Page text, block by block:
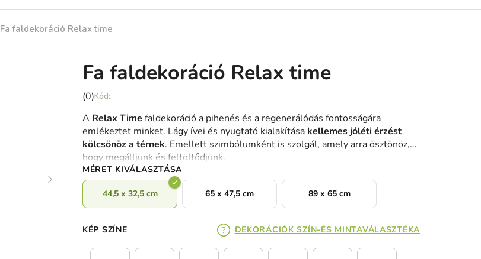
Fa faldekoráció Relax time
Fa faldekoráció Relax time
A
átlagos
értékelése
5-
ből
0,0
csillag.
(0)
A Relax Time faldekoráció a pihenés és a regenerálódás fontosságára
emlékeztet minket. Lágy ívei és nyugtató kialakítása kellemes jóléti érzést
kölcsönöz a térnek. Emellett szimbólumként is szolgál, amely arra ösztönöz,
hogy megálljunk és feltöltődjünk.
MÉRET KIVÁLASZTÁSA
44,5 x 32,5 cm 65 x 47,5 cm 89 x 65 cm
KÉP SZÍNE DEKORÁCIÓK SZÍN-ÉS MINTAVÁLASZTÉKA